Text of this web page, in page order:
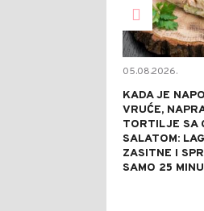
05.08.2026.
KADA JE
VRUĆE,
TORTILJE SA
SALATOM:
ZASITNE I
SAMO 25